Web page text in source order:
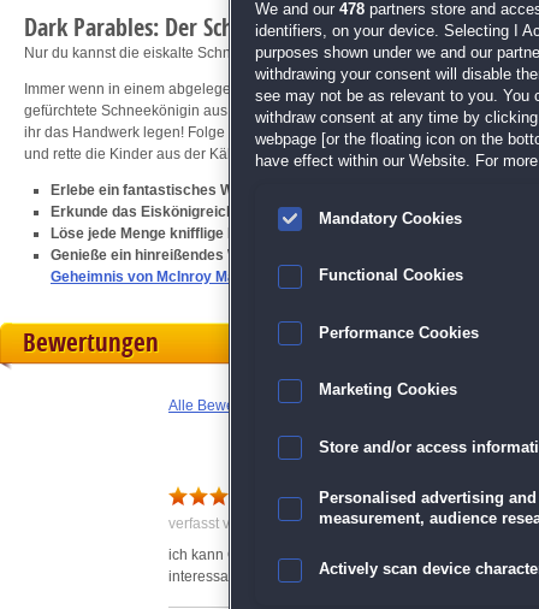
Dark Parables: Der Schmerz der Schneekönigin
Nur du kannst die eiskalte Schneekönigin stoppen!
Immer wenn in einem abgelegenen Teil der Alpen der Schneesturm am
gefürchtete Schneekönigin aus ihrem Zauberreich zurück, um die Kinder der
ihr das Handwerk legen! Folge in diesem packendenWimmelbild-Abenteuer
und rette die Kinder aus der Kälte!
Erlebe ein fantastisches Wimmelbild-Abenteuer
Erkunde das Eiskönigreich Schneefall und rette die Kinder
Löse jede Menge knifflige Minispiele und Rätsel
Genieße ein hinreißendes Wimmelbild-Spiel mit traumhaften Grafiken
Geheimnis von McInroy Manor
Bewertungen
Alle Bewertungen anzeigen
super Spiel
verfasst von Erika am 19.09.2015 um 13:05
ich kann Claudia S. nur zustimmen. Allein die Tips
interessanten Spielen kommt auch nach vielen
We and our 478 partners store and
identifiers, on your device. Selecting I
purposes shown under we and our
withdrawing your consent will disable
see may not be as relevant to you. You
withdraw consent at any time by
webpage [or the floating icon on the
have effect within our Website. For
Mandatory Cookies
Functional Cookies
Performance Cookies
Marketing Cookies
Store and/or access
Personalised advertising
measurement, audience
Actively scan device